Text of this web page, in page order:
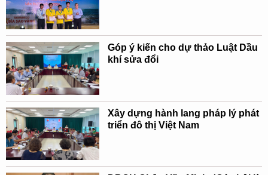
Góp ý kiến cho dự thảo Luật Dầu
khí sửa đổi
Xây dựng hành lang pháp lý phát
triển đô thị Việt Nam